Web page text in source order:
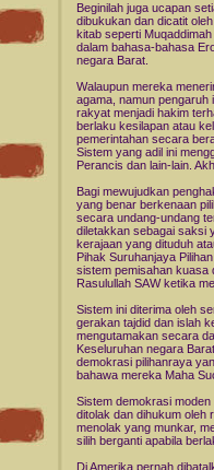
Beginilah juga ucapan
dibukukan dan dicatit
kitab seperti
dalam bahasa-bahasa
negara Barat.
Walaupun mereka
agama, namun pengaruh
rakyat menjadi hakim
berlaku kesilapan atau
pemerintahan secara
Sistem yang adil ini
Perancis dan lain-lain.
Bagi mewujudkan
yang benar berkenaan
secara undang-undang
diletakkan sebagai saksi
kerajaan yang dituduh
Pihak Suruhanjaya
sistem pemisahan kuasa
Rasulullah SAW ketika
Sistem ini diterima oleh
gerakan tajdid dan islah
mengutamakan secara
Keseluruhan negara
demokrasi pilihanraya
bahawa mereka Maha
Sistem demokrasi
ditolak dan dihukum oleh
menolak yang munkar,
silih berganti apabila
Di Amerika pernah